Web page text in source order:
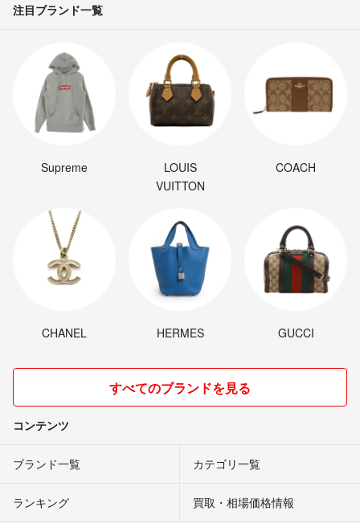
注目ブランド一覧
Supreme
LOUIS
VUITTON
COACH
CHANEL HERMES GUCCI
すべてのブランドを見る
コンテンツ
ブランド一覧 カテゴリ一覧
ランキング 買取・相場価格情報